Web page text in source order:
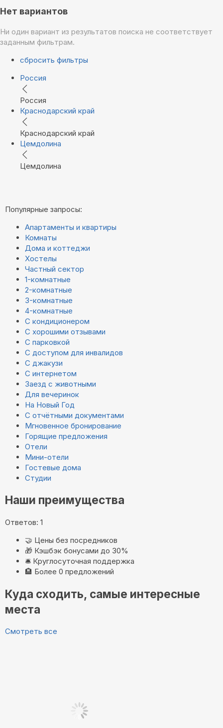
Нет вариантов
Ни один вариант из результатов поиска не соответствует
заданным фильтрам.
сбросить фильтры
Россия
Россия
Краснодарский край
Краснодарский край
Цемдолина
Цемдолина
Популярные запросы:
Апартаменты и квартиры
Комнаты
Дома и коттеджи
Хостелы
Частный сектор
1-комнатные
2-комнатные
3-комнатные
4-комнатные
С кондиционером
С хорошими отзывами
С парковкой
С доступом для инвалидов
С джакузи
С интернетом
Заезд с животными
Для вечеринок
На Новый Год
С отчётными документами
Мгновенное бронирование
Горящие предложения
Отели
Мини-отели
Гостевые дома
Студии
Наши преимущества
Ответов: 1
🤝 Цены без посредников
🎁 Кэшбэк бонусами до 30%
🛎️ Круглосуточная поддержка
🏨 Более 0 предложений
Куда сходить, самые интересные
места
Смотреть все